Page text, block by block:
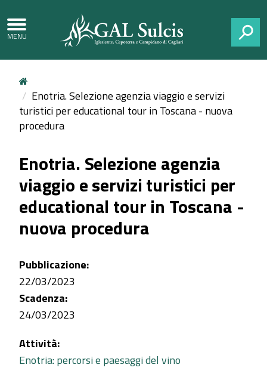
Enotria. Selezione agenzia viaggio e servizi
turistici per educational tour in Toscana - nuova
procedura
Enotria. Selezione agenzia
viaggio e servizi turistici per
educational tour in Toscana -
nuova procedura
Pubblicazione:
22/03/2023
Scadenza:
24/03/2023
Attività:
Enotria: percorsi e paesaggi del vino